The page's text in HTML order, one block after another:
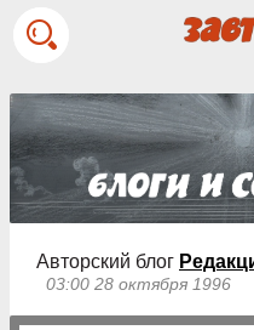
Авторский блог
03:00 28 октября 1996